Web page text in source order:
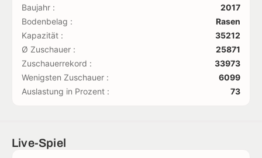
Baujahr :
2017
Bodenbelag :
Rasen
Kapazität :
35212
Ø Zuschauer :
25871
Zuschauerrekord :
33973
Wenigsten Zuschauer :
6099
Auslastung in Prozent :
73
Live-Spiel